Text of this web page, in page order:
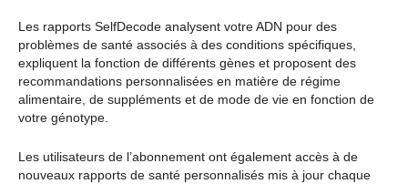
Les rapports SelfDecode analysent votre ADN pour des
problèmes de santé associés à des conditions spécifiques,
expliquent la fonction de différents gènes et proposent des
recommandations personnalisées en matière de régime
alimentaire, de suppléments et de mode de vie en fonction de
votre génotype.
Les utilisateurs de l’abonnement ont également accès à de
nouveaux rapports de santé personnalisés mis à jour chaque